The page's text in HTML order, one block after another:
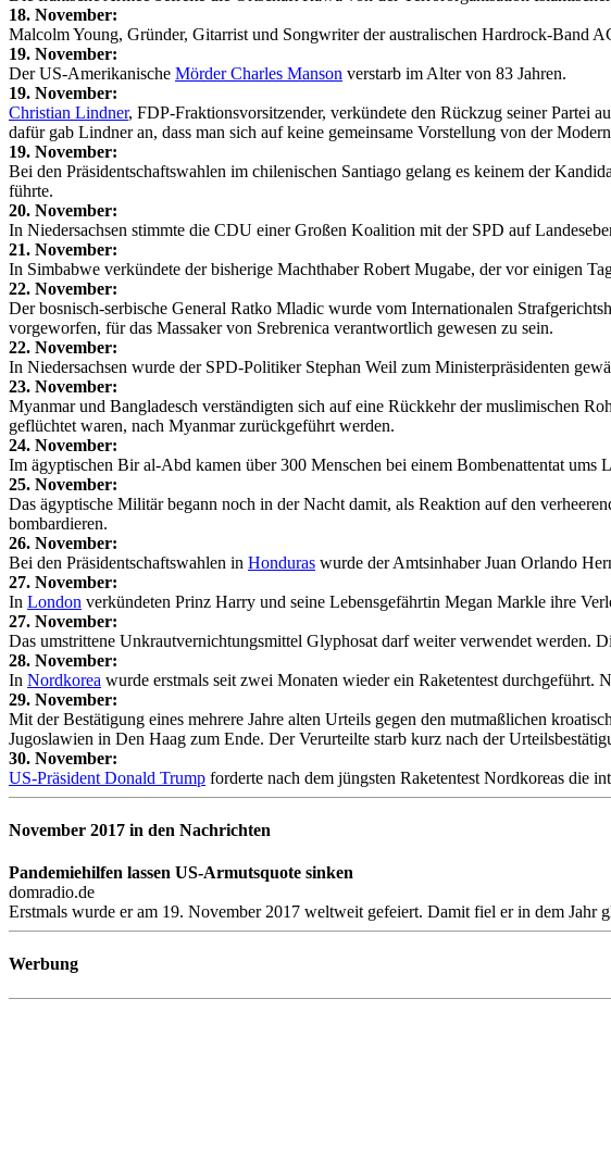
18. November:
Malcolm Young, Gründer, Gitarrist und Songwriter der australischen Hardrock-Band
19. November:
Der US-Amerikanische Mörder Charles Manson verstarb im Alter von 83 Jahren.
19. November:
Christian Lindner, FDP-Fraktionsvorsitzender, verkündete den Rückzug seiner Partei
dafür gab Lindner an, dass man sich auf keine gemeinsame Vorstellung von der
19. November:
Bei den Präsidentschaftswahlen im chilenischen Santiago gelang es keinem der
führte.
20. November:
In Niedersachsen stimmte die CDU einer Großen Koalition mit der SPD auf
21. November:
In Simbabwe verkündete der bisherige Machthaber Robert Mugabe, der vor einigen
22. November:
Der bosnisch-serbische General Ratko Mladic wurde vom Internationalen
vorgeworfen, für das Massaker von Srebrenica verantwortlich gewesen zu sein.
22. November:
In Niedersachsen wurde der SPD-Politiker Stephan Weil zum Ministerpräsidenten
23. November:
Myanmar und Bangladesch verständigten sich auf eine Rückkehr der muslimischen
geflüchtet waren, nach Myanmar zurückgeführt werden.
24. November:
Im ägyptischen Bir al-Abd kamen über 300 Menschen bei einem Bombenattentat
25. November:
Das ägyptische Militär begann noch in der Nacht damit, als Reaktion auf den
bombardieren.
26. November:
Bei den Präsidentschaftswahlen in Honduras wurde der Amtsinhaber Juan Orlando
27. November:
In London verkündeten Prinz Harry und seine Lebensgefährtin Megan Markle ihre
27. November:
Das umstrittene Unkrautvernichtungsmittel Glyphosat darf weiter verwendet werden.
28. November:
In Nordkorea wurde erstmals seit zwei Monaten wieder ein Raketentest durchgeführt.
29. November:
Mit der Bestätigung eines mehrere Jahre alten Urteils gegen den mutmaßlichen
Jugoslawien in Den Haag zum Ende. Der Verurteilte starb kurz nach der
30. November:
US-Präsident Donald Trump forderte nach dem jüngsten Raketentest Nordkoreas die
November 2017 in den Nachrichten
Pandemiehilfen lassen US-Armutsquote sinken
domradio.de
Erstmals wurde er am 19. November 2017 weltweit gefeiert. Damit fiel er in dem Jahr
Werbung